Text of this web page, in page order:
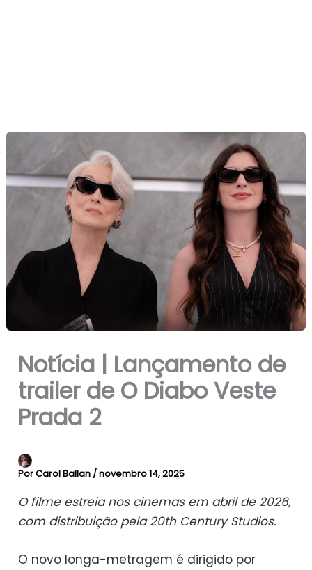
Notícia | Lançamento de
trailer de O Diabo Veste
Prada 2
PorCarol Ballan /novembro 14, 2025
O filme estreia nos cinemas em abril de 2026,
com distribuição pela 20th Century Studios.
O novo longa-metragem é dirigido por